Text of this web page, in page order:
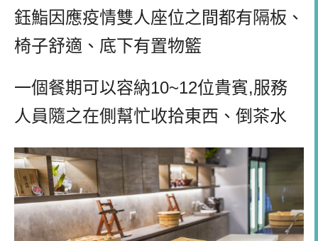
鈺鮨因應疫情雙人座位之間都有隔板、
椅子舒適、底下有置物籃
一個餐期可以容納10~12位貴賓,服務
人員隨之在側幫忙收拾東西、倒茶水